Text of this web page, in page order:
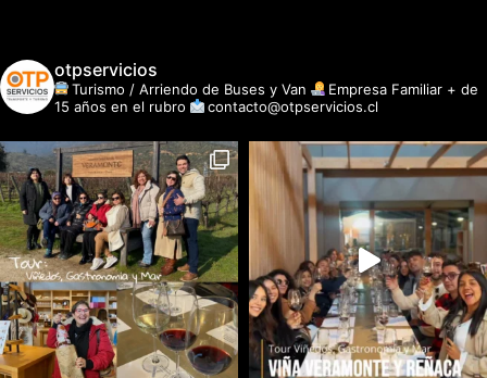
otpservicios
Turismo / Arriendo de Buses y Van
Empresa Familiar + de
15 años en el rubro
contacto@otpservicios.cl